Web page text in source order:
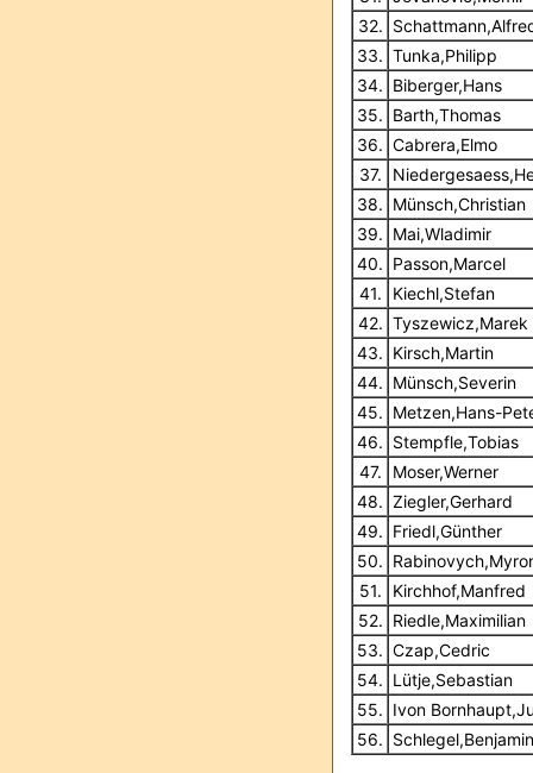
32.
33. Tunka,Philipp
34. Biberger,Hans
35. Barth,Thomas
36. Cabrera,Elmo
37.
38. Münsch,Christian
39. Mai,Wladimir
40. Passon,Marcel
41.
Kiechl,Stefan
42. Tyszewicz,Marek
43. Kirsch,Martin
44. Münsch,Severin
45. Metzen,Hans-
46. Stempfle,Tobias
47.
Moser,Werner
48. Ziegler,Gerhard
49. Friedl,Günther
50.
51.
Kirchhof,Manfred
52. Riedle,Maximilian
53. Czap,Cedric
54. Lütje,Sebastian
55. Ivon
56. Schlegel,Benjamin